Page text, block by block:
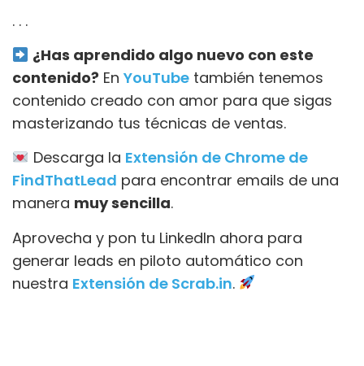
. . .
¿Has aprendido algo nuevo con este
contenido? En YouTube también tenemos
contenido creado con amor para que sigas
masterizando tus técnicas de ventas.
Descarga la Extensión de Chrome de
FindThatLead para encontrar emails de una
manera muy sencilla.
Aprovecha y pon tu LinkedIn ahora para
generar leads en piloto automático con
nuestra Extensión de Scrab.in.